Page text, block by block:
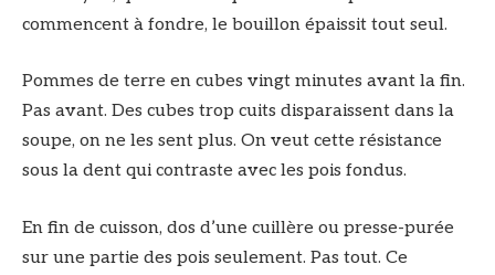
commencent à fondre, le bouillon épaissit tout seul.
Pommes de terre en cubes vingt minutes avant la fin.
Pas avant. Des cubes trop cuits disparaissent dans la
soupe, on ne les sent plus. On veut cette résistance
sous la dent qui contraste avec les pois fondus.
En fin de cuisson, dos d’une cuillère ou presse-purée
sur une partie des pois seulement. Pas tout. Ce